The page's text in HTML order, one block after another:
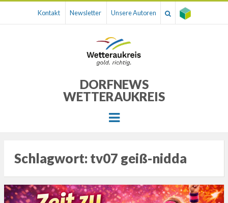
Kontakt Newsletter Unsere Autoren
DORFNEWS
WETTERAUKREIS
Menu
Schlagwort: tv07 geiß-nidda